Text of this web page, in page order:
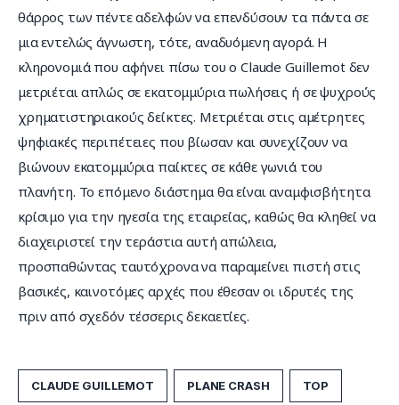
θάρρος των πέντε αδελφών να επενδύσουν τα πάντα σε
μια εντελώς άγνωστη, τότε, αναδυόμενη αγορά. Η
κληρονομιά που αφήνει πίσω του ο Claude Guillemot δεν
μετριέται απλώς σε εκατομμύρια πωλήσεις ή σε ψυχρούς
χρηματιστηριακούς δείκτες. Μετριέται στις αμέτρητες
ψηφιακές περιπέτειες που βίωσαν και συνεχίζουν να
βιώνουν εκατομμύρια παίκτες σε κάθε γωνιά του
πλανήτη. Το επόμενο διάστημα θα είναι αναμφισβήτητα
κρίσιμο για την ηγεσία της εταιρείας, καθώς θα κληθεί να
διαχειριστεί την τεράστια αυτή απώλεια,
προσπαθώντας ταυτόχρονα να παραμείνει πιστή στις
βασικές, καινοτόμες αρχές που έθεσαν οι ιδρυτές της
πριν από σχεδόν τέσσερις δεκαετίες.
CLAUDE GUILLEMOT PLANE CRASH TOP